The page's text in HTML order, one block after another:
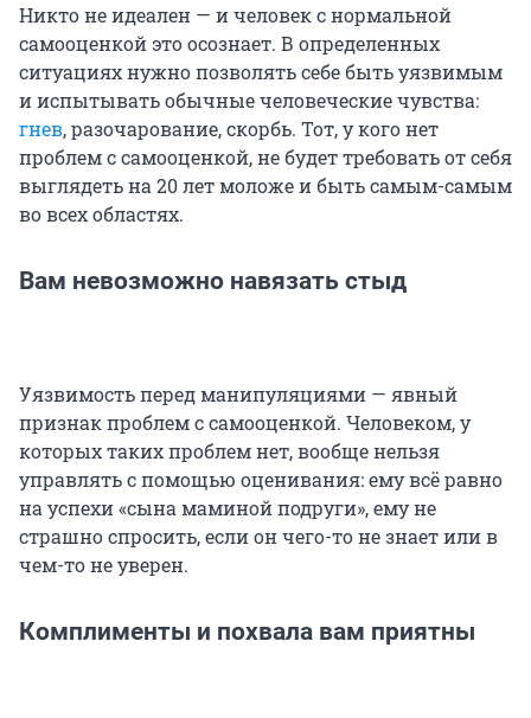
Никто не идеален — и человек с нормальной
самооценкой это осознает. В определенных
ситуациях нужно позволять себе быть уязвимым
и испытывать обычные человеческие чувства:
гнев, разочарование, скорбь. Тот, у кого нет
проблем с самооценкой, не будет требовать от себя
выглядеть на 20 лет моложе и быть самым-самым
во всех областях.
Вам невозможно навязать стыд
Уязвимость перед манипуляциями — явный
признак проблем с самооценкой. Человеком, у
которых таких проблем нет, вообще нельзя
управлять с помощью оценивания: ему всё равно
на успехи «сына маминой подруги», ему не
страшно спросить, если он чего-то не знает или в
чем-то не уверен.
Комплименты и похвала вам приятны